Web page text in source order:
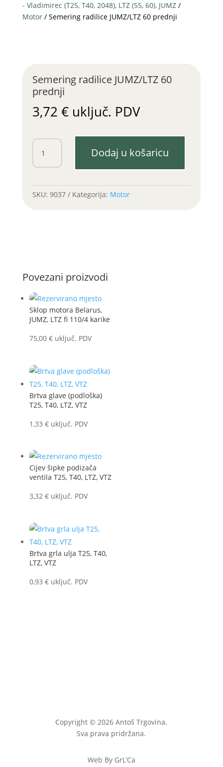
- Vladimirec (T25, T40, 2048), LTZ (55, 60), JUMZ/
Motor/ Semering radilice JUMZ/LTZ 60 prednji
Semering radilice JUMZ/LTZ 60
prednji
3,72 € uključ. PDV
Semering
radilice
JUMZ/LTZ
Dodaj u košaricu
SKU: 9037 Kategorija: Motor
Povezani proizvodi
Sklop motora Belarus,
JUMZ, LTZ fi 110/4 karike
75,00 € uključ. PDV
Brtva glave (podloška)
T25, T40, LTZ, VTZ
1,33 € uključ. PDV
Cijev šipke podizača
ventila T25, T40, LTZ, VTZ
3,32 € uključ. PDV
Brtva grla ulja T25, T40,
LTZ, VTZ
0,93 € uključ. PDV
Copyright © 2026 Antoš Trgovina.
Sva prava pridržana.
Web By GrL’Ca